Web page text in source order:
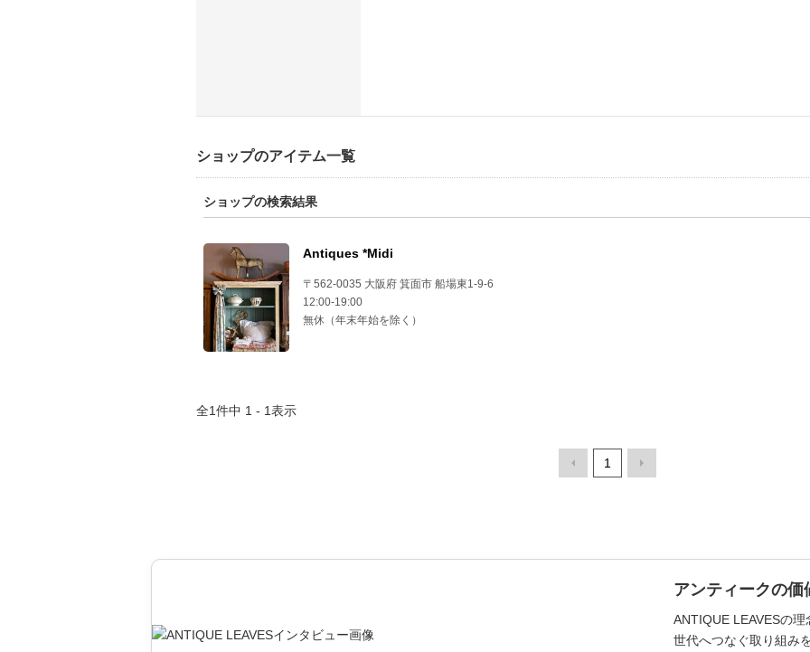
ショップのアイテム一覧
ショップの検索結果
Antiques *Midi
〒562-0035 大阪府 箕面市 船場東1-9-6
12:00-19:00
無休（年末年始を除く）
全1件中 1 - 1表示
1
アンティークの価
ANTIQUE LEAVESの
世代へつなぐ取り組み